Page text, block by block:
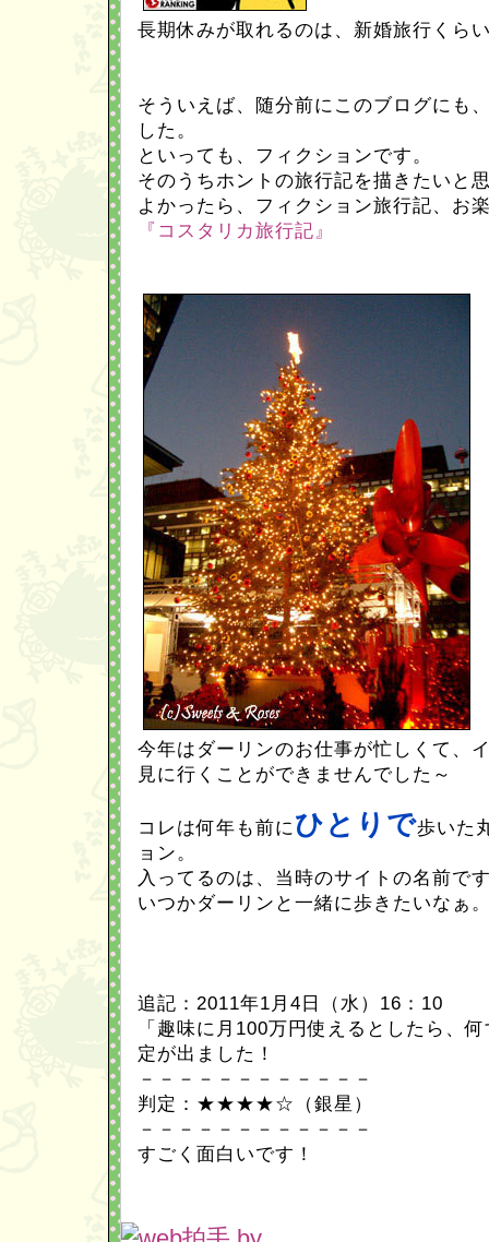
長期休みが取れるのは、新婚旅行くら
そういえば、随分前にこのブログにも
した。
といっても、フィクションです。
そのうちホントの旅行記を描きたいと
よかったら、フィクション旅行記、お
『コスタリカ旅行記』
今年はダーリンのお仕事が忙しくて、
見に行くことができませんでした～
コレは何年も前にひとりで歩いた
ョン。
入ってるのは、当時のサイトの名前で
いつかダーリンと一緒に歩きたいなぁ
追記：2011年1月4日（水）16：10
「趣味に月100万円使えるとしたら、
定が出ました！
－－－－－－－－－－－－
判定：★★★★☆（銀星）
－－－－－－－－－－－－
すごく面白いです！